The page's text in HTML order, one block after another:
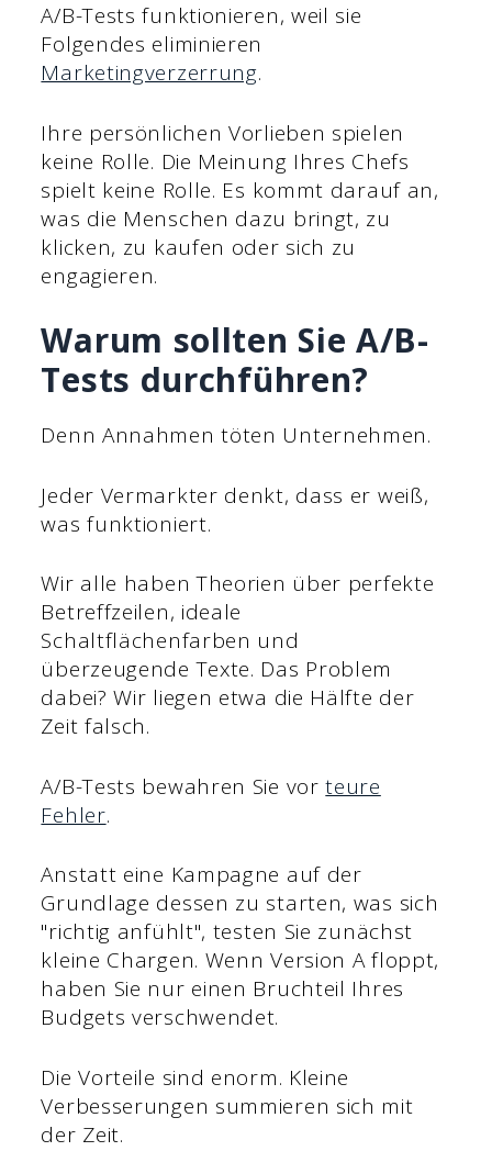
A/B-Tests funktionieren, weil sie
Folgendes eliminieren
Marketingverzerrung.
Ihre persönlichen Vorlieben spielen
keine Rolle. Die Meinung Ihres Chefs
spielt keine Rolle. Es kommt darauf an,
was die Menschen dazu bringt, zu
klicken, zu kaufen oder sich zu
engagieren.
Warum sollten Sie A/B-
Tests durchführen?
Denn Annahmen töten Unternehmen.
Jeder Vermarkter denkt, dass er weiß,
was funktioniert.
Wir alle haben Theorien über perfekte
Betreffzeilen, ideale
Schaltflächenfarben und
überzeugende Texte. Das Problem
dabei? Wir liegen etwa die Hälfte der
Zeit falsch.
A/B-Tests bewahren Sie vorteure
Fehler.
Anstatt eine Kampagne auf der
Grundlage dessen zu starten, was sich
"richtig anfühlt", testen Sie zunächst
kleine Chargen. Wenn Version A floppt,
haben Sie nur einen Bruchteil Ihres
Budgets verschwendet.
Die Vorteile sind enorm. Kleine
Verbesserungen summieren sich mit
der Zeit.